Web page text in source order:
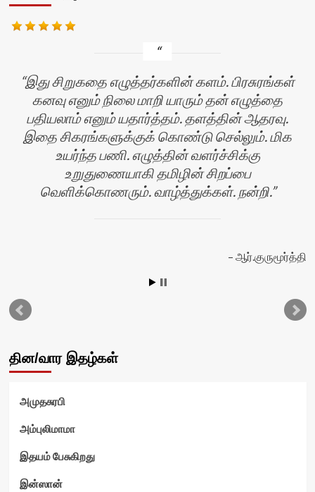
இது சிறுகதை எழுத்தர்களின் களம். பிரசுரங்கள்
கனவு எனும் நிலை மாறி யாரும் தன் எழுத்தை
பதியலாம் எனும் யதார்த்தம். தளத்தின் ஆதரவு.
இதை சிகரங்களுக்குக் கொண்டு செல்லும். மிக
உயர்ந்த பணி. எழுத்தின் வளர்ச்சிக்கு
உறுதுணையாகி தமிழின் சிறப்பை
வெளிக்கொணரும். வாழ்த்துக்கள். நன்றி.
ஆர்.குருமூர்த்தி
தின/வார இதழ்கள்
அமுதசுரபி
அம்புலிமாமா
இதயம் பேசுகிறது
இன்ஸான்